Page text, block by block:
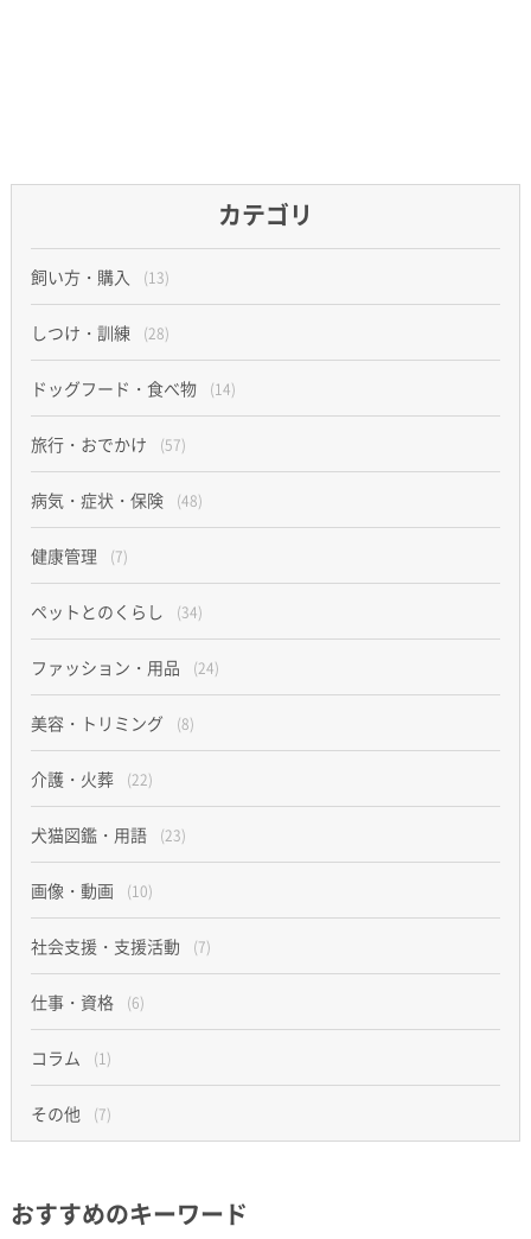
カテゴリ
飼い方・購入 (13)
しつけ・訓練 (28)
ドッグフード・食べ物 (14)
旅行・おでかけ (57)
病気・症状・保険 (48)
健康管理 (7)
ペットとのくらし (34)
ファッション・用品 (24)
美容・トリミング (8)
介護・火葬 (22)
犬猫図鑑・用語 (23)
画像・動画 (10)
社会支援・支援活動 (7)
仕事・資格 (6)
コラム (1)
その他 (7)
おすすめのキーワード